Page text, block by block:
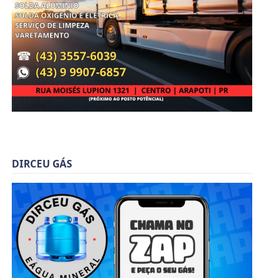
DIRCEU GÁS